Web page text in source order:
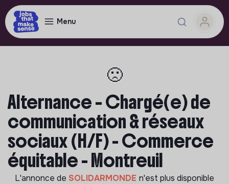
Menu
🙁
Alternance – Chargé(e) de
communication & réseaux
sociaux (H/F) - Commerce
équitable - Montreuil
L'annonce de SOLIDARMONDE n'est plus disponible